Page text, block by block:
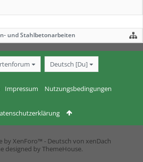
und Stahlbetonarbeiten
Deutsch [Du]
Impressum Nutzungsbedingungen
by XenForo™ - Deutsch von xenDach
designed by ThemeHouse.